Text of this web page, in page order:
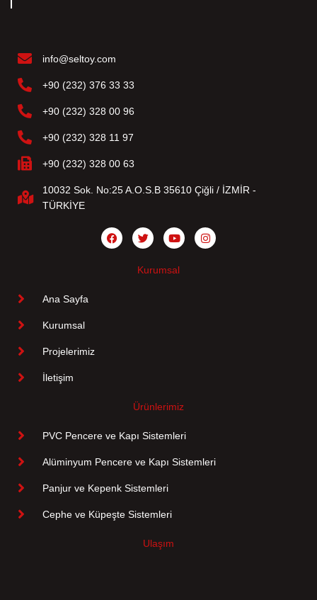
info@seltoy.com
+90 (232) 376 33 33
+90 (232) 328 00 96
+90 (232) 328 11 97
+90 (232) 328 00 63
10032 Sok. No:25 A.O.S.B 35610 Çiğli / İZMİR -
TÜRKİYE
Kurumsal
Ana Sayfa
Kurumsal
Projelerimiz
İletişim
Ürünlerimiz
PVC Pencere ve Kapı Sistemleri
Alüminyum Pencere ve Kapı Sistemleri
Panjur ve Kepenk Sistemleri
Cephe ve Küpeşte Sistemleri
Ulaşım